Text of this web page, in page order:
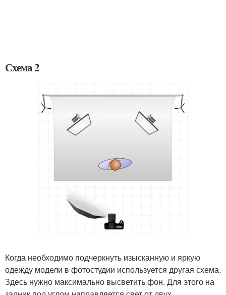
Схема 2
Когда необходимо подчеркнуть изысканную и яркую
одежду модели в фотостудии используется другая схема.
Здесь нужно максимально высветить фон. Для этого на